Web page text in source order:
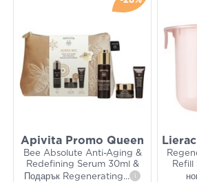
Apivita Promo Queen
Bee Absolute Anti-Aging &
Redefining Serum 30ml &
Подарък Regenerating... i
Refill